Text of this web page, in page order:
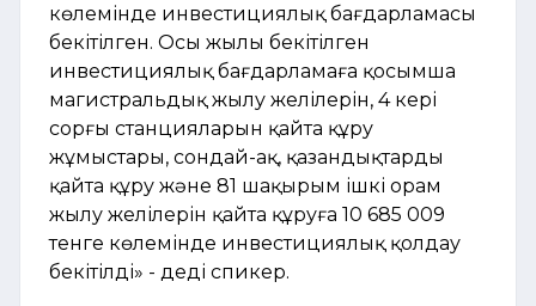
көлемінде инвестициялық бағдарламасы
бекітілген. Осы жылы бекітілген
инвестициялық бағдарламаға қосымша
магистральдық жылу желілерін, 4 кері
сорғы станцияларын қайта құру
жұмыстары, сондай-ақ, қазандықтарды
қайта құру және 81 шақырым ішкі орам
жылу желілерін қайта құруға 10 685 009
тенге көлемінде инвестициялық қолдау
бекітілді» - деді спикер.